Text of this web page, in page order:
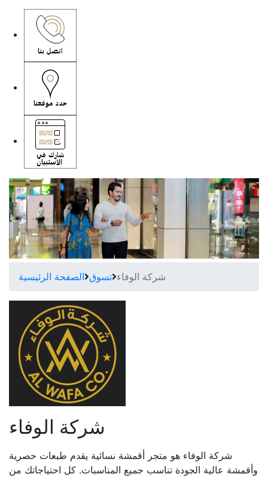
الصفحة الرئيسية تسوق شركة الوفاء
شركة الوفاء
شركة الوفاء هو متجر أقمشة نسائية يقدم طبعات حصرية
وأقمشة عالية الجودة تناسب جميع المناسبات. كل احتياجاتك من